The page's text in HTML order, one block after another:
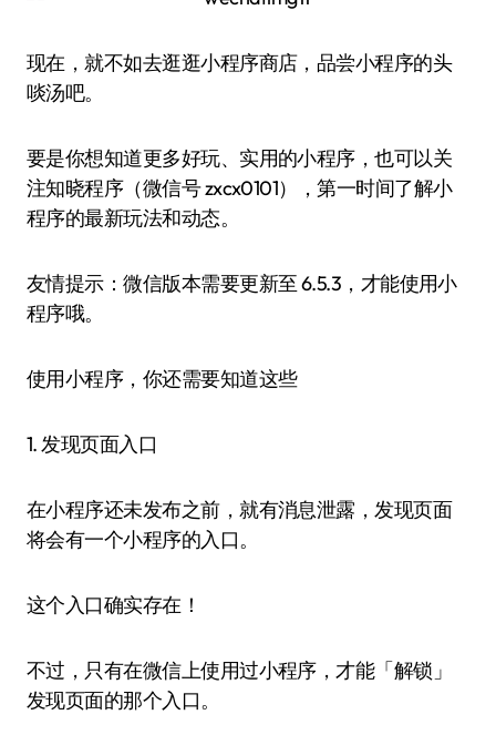
现在，就不如去逛逛小程序商店，品尝小程序的头
啖汤吧。
要是你想知道更多好玩、实用的小程序，也可以关
注知晓程序（微信号 zxcx0101），第一时间了解小
程序的最新玩法和动态。
友情提示：微信版本需要更新至 6.5.3，才能使用小
程序哦。
使用小程序，你还需要知道这些
1. 发现页面入口
在小程序还未发布之前，就有消息泄露，发现页面
将会有一个小程序的入口。
这个入口确实存在！
不过，只有在微信上使用过小程序，才能「解锁」
发现页面的那个入口。